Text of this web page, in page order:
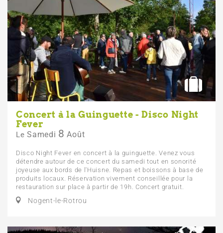
Concert à la Guinguette - Disco Night
Fever
Le Samedi 8 Août
Disco Night Fever en concert à la guinguette. Venez vous
détendre autour de ce concert du samedi tout en sonorité
joyeuse aux bords de l'Huisne. Repas et boissons à base de
produits locaux. Réservation vivement conseillée pour la
restauration sur place à partir de 19h. Concert gratuit.
Nogent-le-Rotrou